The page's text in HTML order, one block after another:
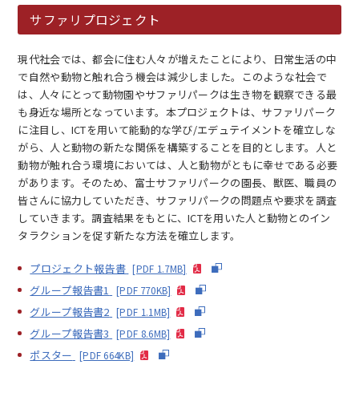
コンセプト動画
EN アクセス お問合せ
サファリプロジェクト
現代社会では、都会に住む人々が増えたことにより、日常生活の中
で自然や動物と触れ合う機会は減少しました。このような社会で
は、人々にとって動物園やサファリパークは生き物を観察できる最
も身近な場所となっています。本プロジェクトは、サファリパーク
に注目し、ICTを用いて能動的な学び/エデュテイメントを確立しな
がら、人と動物の新たな関係を構築することを目的とします。人と
動物が触れ合う環境においては、人と動物がともに幸せである必要
があります。そのため、富士サファリパークの園長、獣医、職員の
皆さんに協力していただき、サファリパークの問題点や要求を調査
していきます。調査結果をもとに、ICTを用いた人と動物とのイン
タラクションを促す新たな方法を確立します。
プロジェクト報告書 [PDF 1.7MB]
グループ報告書1 [PDF 770KB]
グループ報告書2 [PDF 1.1MB]
グループ報告書3 [PDF 8.6MB]
ポスター [PDF 664KB]